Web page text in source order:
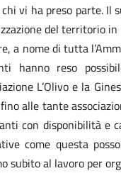
vi ha preso parte. Il
del territorio in
a nome di tutta
hanno reso
L’Olivo e la
alle tante
con disponibilità e
come questa
subito al lavoro per